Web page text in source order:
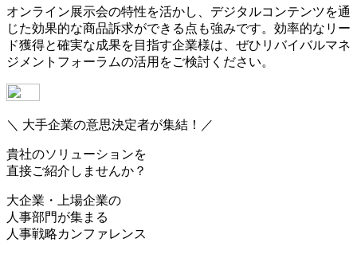
オンライン展示会の特性を活かし、デジタルコンテンツを通
じた効果的な商品訴求ができる点も強みです。効率的なリー
ド獲得と確実な成果を目指す企業様は、ぜひリバイバルマネ
ジメントフォーラムの活用をご検討ください。
＼ 大手企業の意思決定者が集結！／
貴社のソリューションを
直接ご紹介しませんか？
大企業・上場企業の
人事部門が集まる
人事戦略カンファレンス